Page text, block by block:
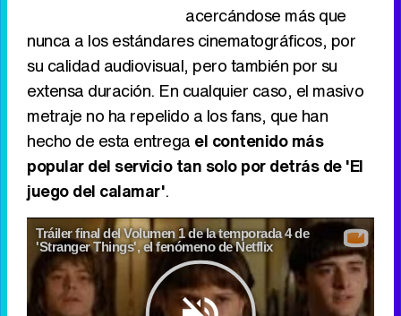
acercándose más que
nunca a los estándares cinematográficos, por
su calidad audiovisual, pero también por su
extensa duración. En cualquier caso, el masivo
metraje no ha repelido a los fans, que han
hecho de esta entrega el contenido más
popular del servicio tan solo por detrás de 'El
juego del calamar'.
Tráiler final del Volumen 1 de la temporada 4 de
'Stranger Things', el fenómeno de Netflix